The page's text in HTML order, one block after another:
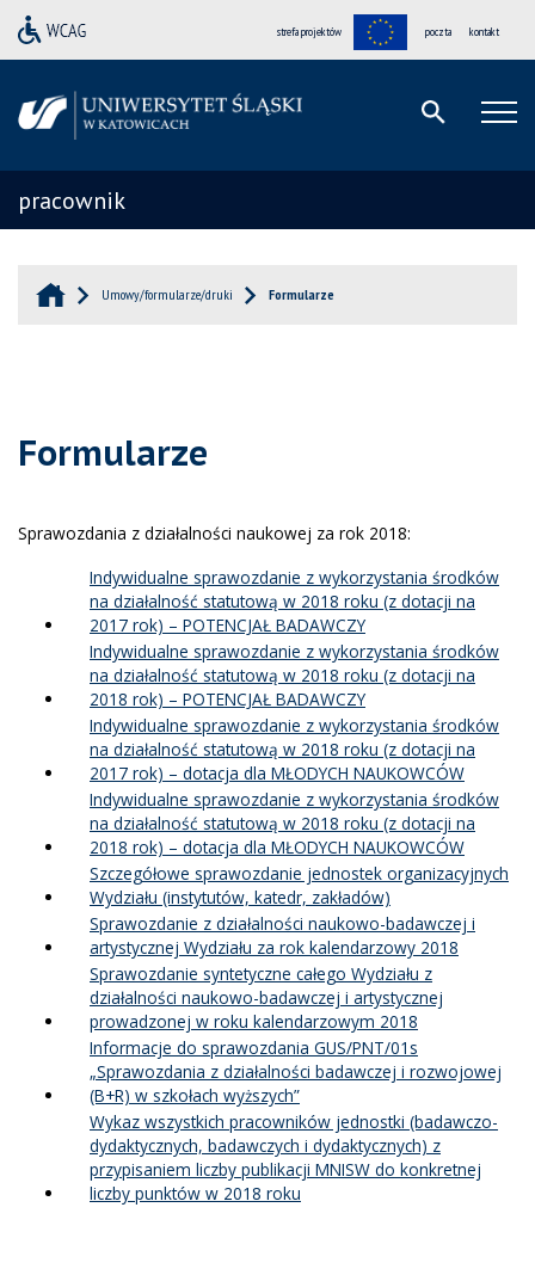
strefa projektów poczta kontakt
pracownik
Umowy/formularze/druki Formularze
Formularze
Sprawozdania z działalności naukowej za rok 2018:
Indywidualne sprawozdanie z wykorzystania środków
na działalność statutową w 2018 roku (z dotacji na
2017 rok) – POTENCJAŁ BADAWCZY
Indywidualne sprawozdanie z wykorzystania środków
na działalność statutową w 2018 roku (z dotacji na
2018 rok) – POTENCJAŁ BADAWCZY
Indywidualne sprawozdanie z wykorzystania środków
na działalność statutową w 2018 roku (z dotacji na
2017 rok) – dotacja dla MŁODYCH NAUKOWCÓW
Indywidualne sprawozdanie z wykorzystania środków
na działalność statutową w 2018 roku (z dotacji na
2018 rok) – dotacja dla MŁODYCH NAUKOWCÓW
Szczegółowe sprawozdanie jednostek organizacyjnych
Wydziału (instytutów, katedr, zakładów)
Sprawozdanie z działalności naukowo-badawczej i
artystycznej Wydziału za rok kalendarzowy 2018
Sprawozdanie syntetyczne całego Wydziału z
działalności naukowo-badawczej i artystycznej
prowadzonej w roku kalendarzowym 2018
Informacje do sprawozdania GUS/PNT/01s
„Sprawozdania z działalności badawczej i rozwojowej
(B+R) w szkołach wyższych”
Wykaz wszystkich pracowników jednostki (badawczo-
dydaktycznych, badawczych i dydaktycznych) z
przypisaniem liczby publikacji MNISW do konkretnej
liczby punktów w 2018 roku